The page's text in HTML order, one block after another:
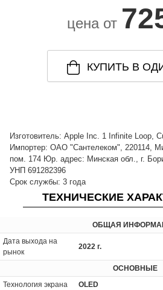
цена от
КУПИТЬ В
Изготовитель: Apple Inc. 1 Infinite Loop,
Импортер: ОАО "Сантелеком", 220114,
пом. 174 Юр. адрес: Минская обл., г.
УНП 691282396
Срок службы: 3 года
ТЕХНИЧЕСКИЕ
ОБЩАЯ
Дата выхода на
рынок
2022 г.
ОСНОВНЫЕ
Технология экрана
OLED